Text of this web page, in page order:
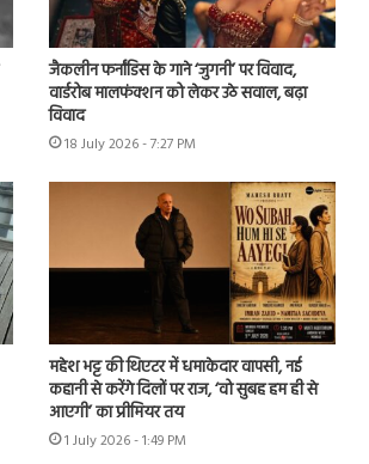
जैकलीन फर्नांडिस के गाने ‘जुगनी’ पर विवाद,
वार्डरोब मालफंक्शन को लेकर उठे सवाल, बढ़ा
विवाद
18 July 2026 - 7:27 PM
महेश भट्ट की थिएटर में धमाकेदार वापसी, नई
कहानी से करेंगे दिलों पर राज, ‘वो सुबह हम ही से
आएगी’ का प्रीमियर तय
1 July 2026 - 1:49 PM